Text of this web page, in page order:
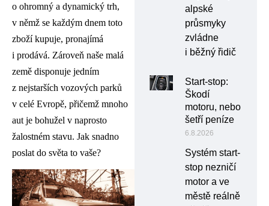
o ohromný a dynamický trh,
v němž se každým dnem toto
zboží kupuje, pronajímá
i prodává. Zároveň naše malá
země disponuje jedním
z nejstarších vozových parků
v celé Evropě, přičemž mnoho
aut je bohužel v naprosto
žalostném stavu. Jak snadno
poslat do světa to vaše?
alpské
průsmyky
zvládne
i běžný řidič
Start-stop:
Škodí
motoru, nebo
šetří peníze
6.8.2026
Systém start-
stop nezničí
motor a ve
městě reálně